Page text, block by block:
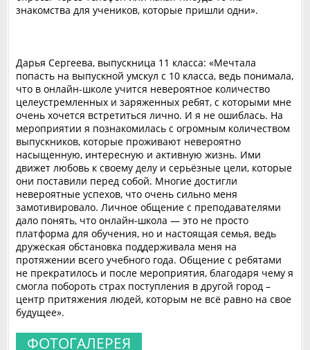
знакомства для учеников, которые пришли одни».
Дарья Сергеева, выпускница 11 класса: «Мечтала
попасть на выпускной умскул с 10 класса, ведь понимала,
что в онлайн-школе учится невероятное количество
целеустремленных и заряженных ребят, с которыми мне
очень хочется встретиться лично. И я не ошиблась. На
мероприятии я познакомилась с огромным количеством
выпускников, которые проживают невероятно
насыщенную, интересную и активную жизнь. Ими
движет любовь к своему делу и серьёзные цели, которые
они поставили перед собой. Многие достигли
невероятные успехов, что очень сильно меня
замотивировало. Личное общение с преподавателями
дало понять, что онлайн-школа — это не просто
платформа для обучения, но и настоящая семья, ведь
дружеская обстановка поддерживала меня на
протяжении всего учебного года. Общение с ребятами
не прекратилось и после мероприятия, благодаря чему я
смогла побороть страх поступления в другой город –
центр притяжения людей, которым не всё равно на свое
будущее».
ФОТОГАЛЕРЕЯ